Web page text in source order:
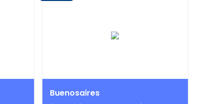
Buenosaires